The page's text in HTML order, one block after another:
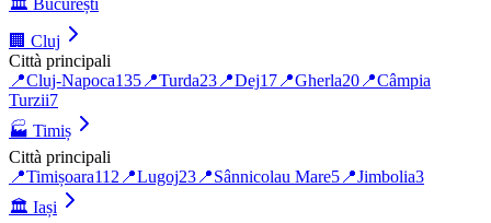
🏛️ București
🏢 Cluj
Città principali
📍Cluj-Napoca135 📍Turda23 📍Dej17 📍Gherla20 📍Câmpia
Turzii7
🏭 Timiș
Città principali
📍Timișoara112 📍Lugoj23 📍Sânnicolau Mare5 📍Jimbolia3
🏛️ Iași